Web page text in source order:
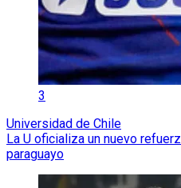
3
Universidad de Chile
La U oficializa un nuevo
paraguayo